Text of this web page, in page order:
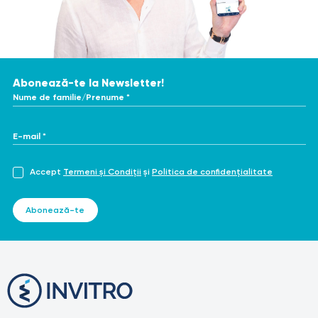
https://www.webmd.com/beauty/laser-hair-removal
https://en.wikipedia.org/wiki/Laser_hair_removal
Abonează-te la Newsletter!
Nume de familie/Prenume *
E-mail *
Accept Termeni și Condiții și Politica de confidențialitate
Abonează-te